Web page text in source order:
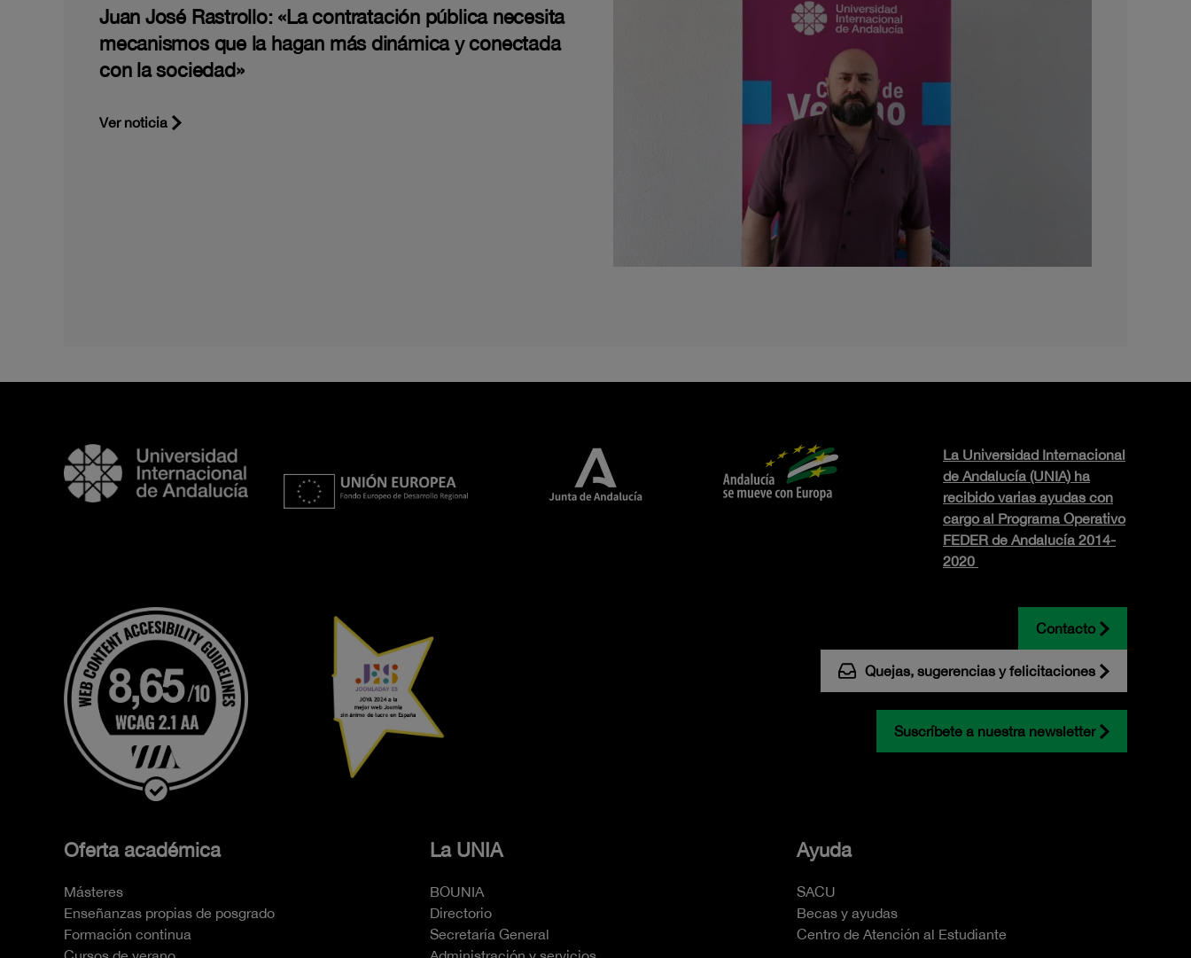
Juan José Rastrollo: «La contratación pública necesita
mecanismos que la hagan más dinámica y conectada
con la sociedad»
Ver noticia
La Universidad Internacional
de Andalucía (UNIA) ha
recibido varias ayudas con
cargo al Programa Operativo
FEDER de Andalucía 2014-
2020
Contacto
Quejas, sugerencias y felicitaciones
Suscríbete a nuestra newsletter
Oferta académica
Másteres
Enseñanzas propias de posgrado
Formación continua
La UNIA
BOUNIA
Directorio
Secretaría General
Ayuda
SACU
Becas y ayudas
Centro de Atención al Estudiante